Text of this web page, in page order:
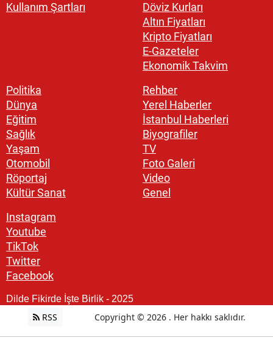
Kullanım Şartları
Döviz Kurları
Altın Fiyatları
Kripto Fiyatları
E-Gazeteler
Ekonomik Takvim
Politika
Dünya
Eğitim
Sağlık
Yaşam
Otomobil
Röportaj
Kültür Sanat
Rehber
Yerel Haberler
İstanbul Haberleri
Biyografiler
TV
Foto Galeri
Video
Genel
Instagram
Youtube
TikTok
Twitter
Facebook
Dilde Fikirde İşte Birlik - 2025
RSS Copyright © 2026 . Her hakkı saklıdır.